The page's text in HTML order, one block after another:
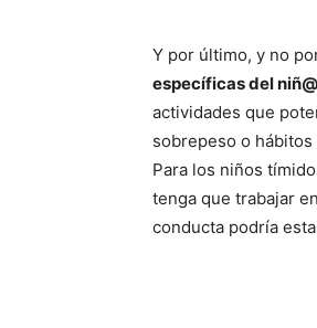
Y por último, y no
específicas del
actividades que
sobrepeso o
Para los niños
tenga que trabajar
conducta podría